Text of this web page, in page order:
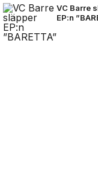
VC Barre
EP:n